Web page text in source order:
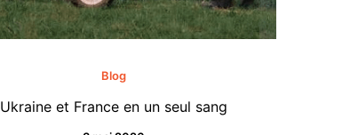
Blog
Ukraine et France en un seul sang